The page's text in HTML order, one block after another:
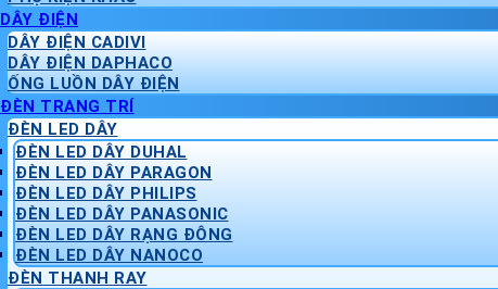
DÂY ĐIỆN
DÂY ĐIỆN CADIVI
DÂY ĐIỆN DAPHACO
ỐNG LUỒN DÂY ĐIỆN
ĐÈN TRANG TRÍ
ĐÈN LED DÂY
ĐÈN LED DÂY DUHAL
ĐÈN LED DÂY PARAGON
ĐÈN LED DÂY PHILIPS
ĐÈN LED DÂY PANASONIC
ĐÈN LED DÂY RẠNG ĐÔNG
ĐÈN LED DÂY NANOCO
ĐÈN THANH RAY